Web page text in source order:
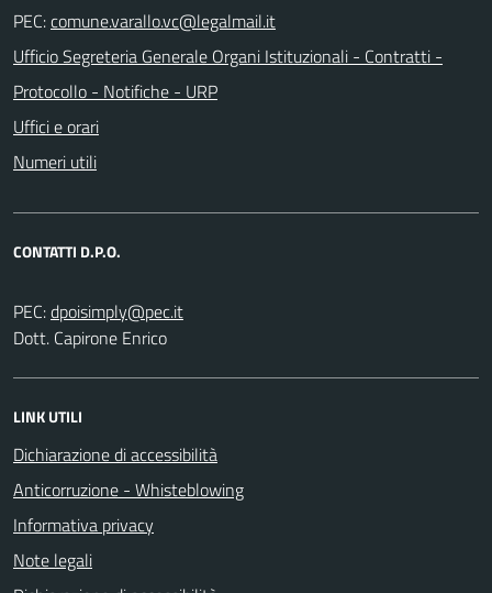
PEC:
Ufficio Segreteria Generale Organi Istituzionali - Contratti -
Protocollo - Notifiche - URP
Uffici e orari
Numeri utili
CONTATTI D.P.O.
PEC:
Dott. Capirone Enrico
LINK UTILI
Dichiarazione di accessibilità
Anticorruzione - Whisteblowing
Informativa privacy
Note legali